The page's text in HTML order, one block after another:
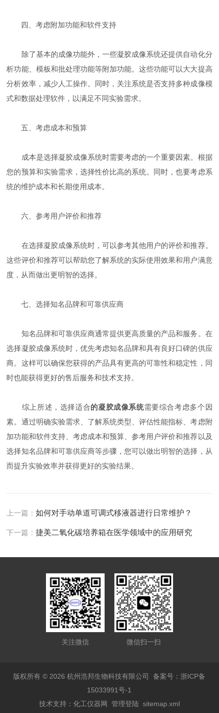
四、考虑附加功能和软件支持
除了基本的成像功能外，一些凝胶成像系统还提供自动化分
析功能、模板和批处理功能等附加功能。这些功能可以大大提高
分析效率，减少人工操作。同时，关注系统是否支持多种成像模
式和数据处理软件，以满足不同实验需求。
五、考虑成本和预算
成本是选择凝胶成像系统时需要考虑的一个重要因素。根据
您的预算和实验需求，选择性价比高的系统。同时，也要考虑系
统的维护成本和长期使用成本。
六、参考用户评价和推荐
在选择凝胶成像系统时，可以参考其他用户的评价和推荐。
这些评价和推荐可以帮助您了解系统的实际使用效果和用户满意
度，从而做出更明智的选择。
七、选择知名品牌和可靠供应商
知名品牌和可靠供应商通常提供更高质量的产品和服务。在
选择凝胶成像系统时，优先考虑知名品牌和具有良好口碑的供应
商。这样可以确保您获得的产品具有更高的可靠性和稳定性，同
时也能获得更好的售后服务和技术支持。
综上所述，选择适合的凝胶成像系统需要综合考虑多个因
素。通过明确实验需求、了解系统类型、评估性能指标、考虑附
加功能和软件支持、考虑成本和预算、参考用户评价和推荐以及
选择知名品牌和可靠供应商等步骤，您可以做出明智的选择，从
而提升实验效率并获得更好的实验结果。
上一篇：如何对手动单道可调式移液器进行日常维护？
下一篇：捷美二氧化碳培养箱在医学领域中的应用研究
关注微信 微信扫一扫
版权所有 © 2026 杭州浩邦生物科技有限公司备案号：浙ICP备
15033991号-1
技术支持： 化工仪器网 管理登陆 sitemap.xml